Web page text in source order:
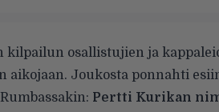
kilpailun osallistujien ja
aikojaan. Joukosta ponnahti
Rumbassakin: Pertti Kurikan